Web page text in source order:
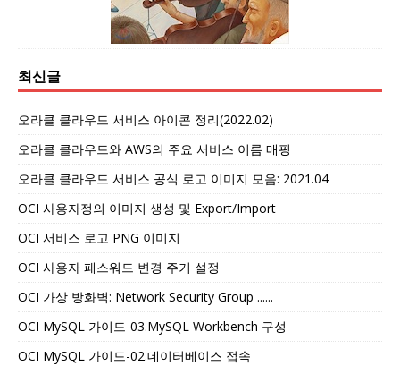
최신글
오라클 클라우드 서비스 아이콘 정리(2022.02)
오라클 클라우드와 AWS의 주요 서비스 이름 매핑
오라클 클라우드 서비스 공식 로고 이미지 모음: 2021.04
OCI 사용자정의 이미지 생성 및 Export/Import
OCI 서비스 로고 PNG 이미지
OCI 사용자 패스워드 변경 주기 설정
OCI 가상 방화벽: Network Security Group ......
OCI MySQL 가이드-03.MySQL Workbench 구성
OCI MySQL 가이드-02.데이터베이스 접속